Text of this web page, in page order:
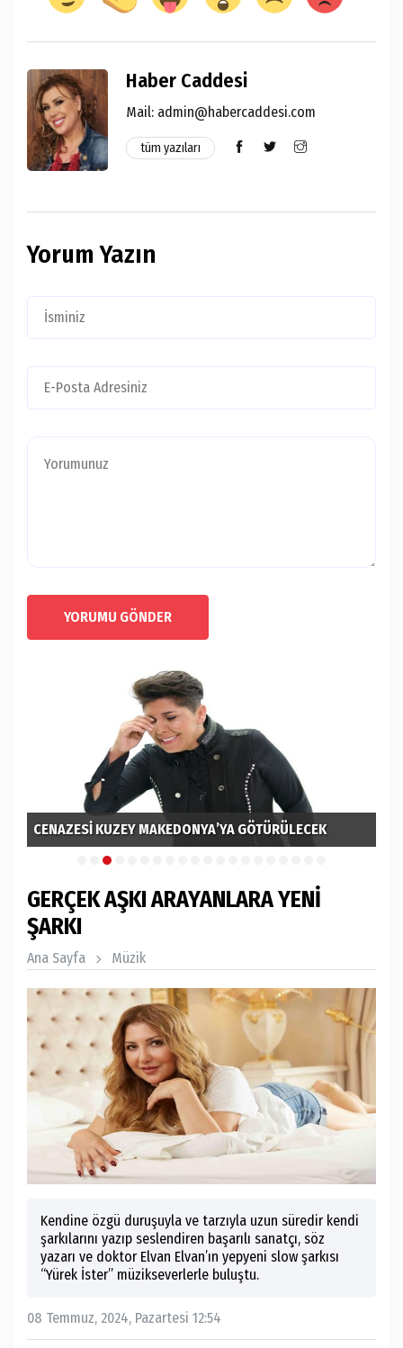
Haber Caddesi
Mail: admin@habercaddesi.com
tüm yazıları
Yorum Yazın
YORUMU GÖNDER
CENAZESİ KUZEY MAKEDONYA’YA GÖTÜRÜLECEK
GERÇEK AŞKI ARAYANLARA YENİ
ŞARKI
Ana Sayfa Müzik
Kendine özgü duruşuyla ve tarzıyla uzun süredir kendi
şarkılarını yazıp seslendiren başarılı sanatçı, söz
yazarı ve doktor Elvan Elvan’ın yepyeni slow şarkısı
“Yürek İster” müzikseverlerle buluştu.
08 Temmuz, 2024, Pazartesi 12:54